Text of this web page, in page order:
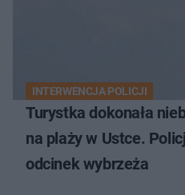
INTERWENCJA POLICJI
Turystka dokonała
na plaży w Ustce.
odcinek wybrzeża